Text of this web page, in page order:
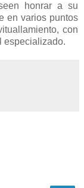
honrar a su
en varios puntos
con
especializado.